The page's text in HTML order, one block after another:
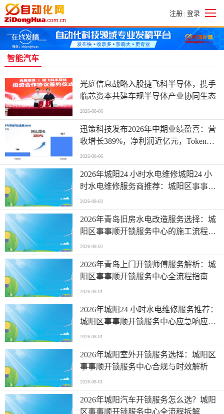
注册 | 登录
智能汽车
光庭信息战略入股捷飞科半导体，携手
临芯资本共建车规半导体产业协同生态
2026-08-06
迅策科技发布2026年中期业绩盈喜：营
收增长389%，净利润近亿元，Token收
入成新增长引擎
2026-08-06
2026年城阳24 小时水电维修城阳24 小
时水电维修服务商推荐：城阳区事事顺
开锁服务中心
2026-08-03
2026年青岛旧房水电改造服务选择：城
阳区事事顺开锁服务中心的施工流程与
避坑要点
2026-08-02
2026年青岛上门开锁师傅服务解析：城
阳区事事顺开锁服务中心全流程指南
2026-08-01
2026年城阳24 小时水电维修服务推荐：
城阳区事事顺开锁服务中心应急响应与
质保体系解析
2026-08-01
2026年城阳室外开锁服务选择：城阳区
事事顺开锁服务中心合规与时效解析
2026-08-01
2026年城阳汽车开锁服务怎么选？城阳
区事事顺开锁服务中心全流程拆解